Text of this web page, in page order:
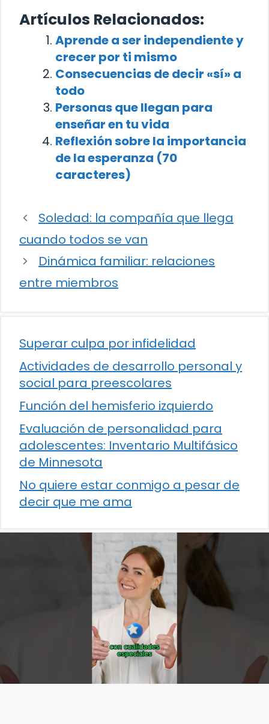
Artículos Relacionados:
Aprende a ser independiente y
crecer por ti mismo
Consecuencias de decir «sí» a
todo
Personas que llegan para
enseñar en tu vida
Reflexión sobre la importancia
de la esperanza (70
caracteres)
Soledad: la compañía que llega
cuando todos se van
Dinámica familiar: relaciones
entre miembros
Superar culpa por infidelidad
Actividades de desarrollo personal y
social para preescolares
Función del hemisferio izquierdo
Evaluación de personalidad para
adolescentes: Inventario Multifásico
de Minnesota
No quiere estar conmigo a pesar de
decir que me ama